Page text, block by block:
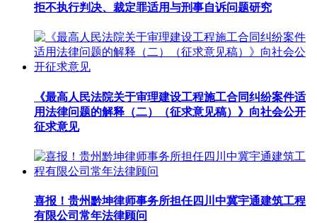
拒不执行判决、裁定罪适用与刑事自诉问题研究
《最高人民法院关于审理建设工程施工合同纠纷案件适
用法律问题的解释（二）（征求意见稿）》向社会公开
征求意见
喜报！贵州黔坤律师事务所担任四川中冀宇通建筑工程
有限公司常年法律顾问